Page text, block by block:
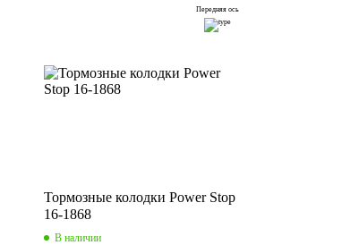
Передняя ось
Тормозные колодки Power Stop
16-1868
В наличии